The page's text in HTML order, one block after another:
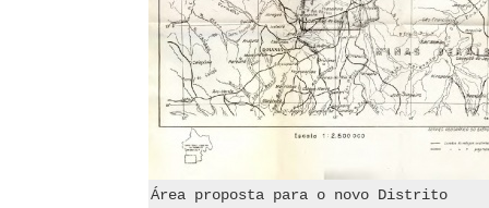
Área proposta para o novo Distrito